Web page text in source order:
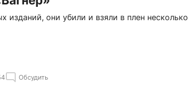
изданий, они убили и взяли в плен несколько
Обсудить